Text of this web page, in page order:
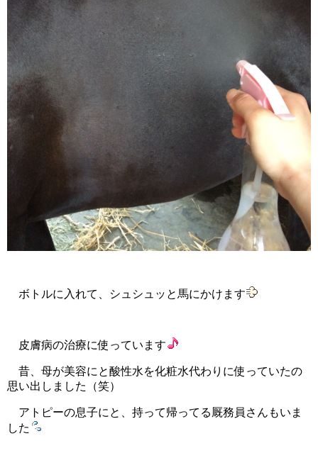
ボトルに入れて、シュシュッと馬にかけます
皮膚病の治療に使っています
昔、母が美容にと酸性水を化粧水代わりに使っていたの
思い出しました（笑）
アトピーの息子にと、持って帰ってる厩務員さんもいま
した